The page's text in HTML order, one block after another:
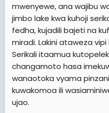
mwenyewe, ana wajibu
jimbo lake kwa kuhoji
fedha, kujadili bajeti na
miradi. Lakini ataweza
Serikali itaamua
changamoto hasa
wanaotoka vyama
kuwakomoa ili
ujao.